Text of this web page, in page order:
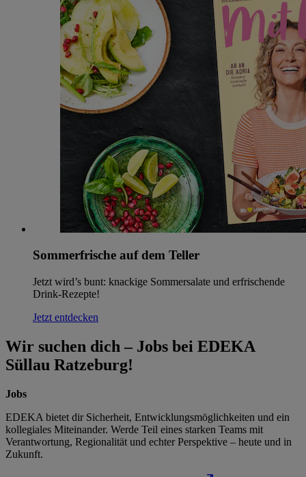
Sommerfrische auf dem Teller
Jetzt wird’s bunt: knackige Sommersalate und erfrischende
Drink-Rezepte!
Jetzt entdecken
Wir suchen dich – Jobs bei EDEKA
Süllau Ratzeburg!
Jobs
EDEKA bietet dir Sicherheit, Entwicklungsmöglichkeiten und ein
kollegiales Miteinander. Werde Teil eines starken Teams mit
Verantwortung, Regionalität und echter Perspektive – heute und in
Zukunft.